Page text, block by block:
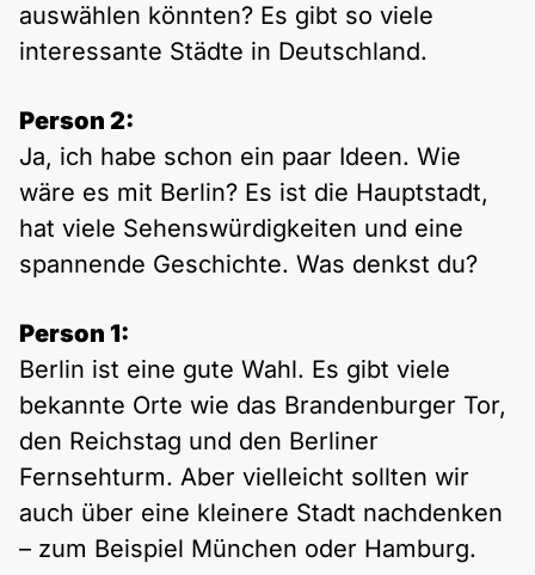
auswählen könnten? Es gibt so viele
interessante Städte in Deutschland.
Person 2:
Ja, ich habe schon ein paar Ideen. Wie
wäre es mit Berlin? Es ist die Hauptstadt,
hat viele Sehenswürdigkeiten und eine
spannende Geschichte. Was denkst du?
Person 1:
Berlin ist eine gute Wahl. Es gibt viele
bekannte Orte wie das Brandenburger Tor,
den Reichstag und den Berliner
Fernsehturm. Aber vielleicht sollten wir
auch über eine kleinere Stadt nachdenken
– zum Beispiel München oder Hamburg.